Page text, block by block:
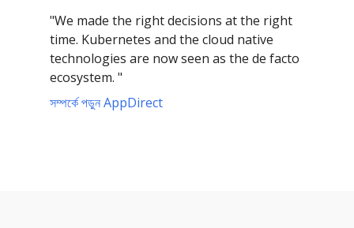
"We made the right decisions at the right
time. Kubernetes and the cloud native
technologies are now seen as the de facto
ecosystem. "
সম্পর্কে পড়ুন AppDirect